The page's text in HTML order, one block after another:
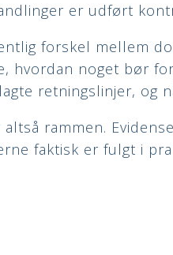
er udført
forskel mellem
hvordan noget bør
retningslinjer, og
rammen.
faktisk er fulgt i